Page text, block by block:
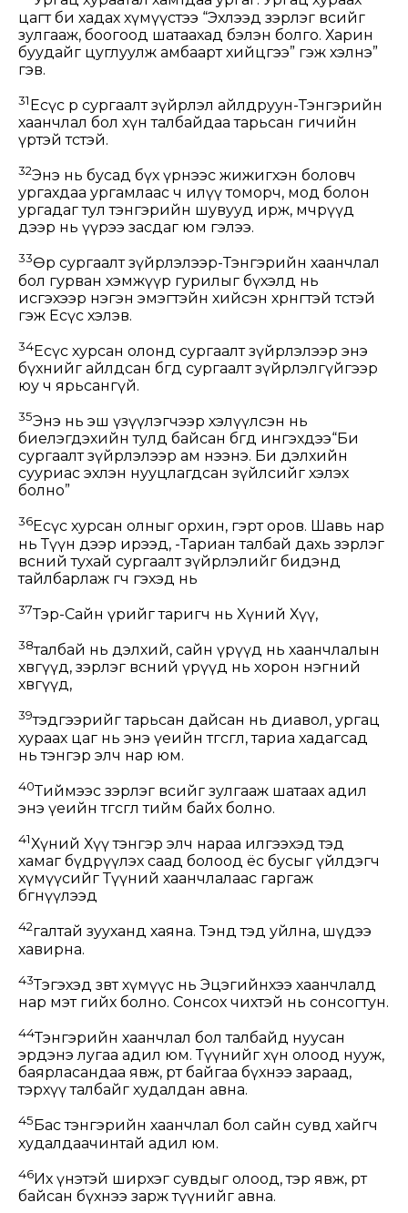
цагт би хадах хүмүүстээ “Эхлээд зэрлэг өвсийг
зулгааж, боогоод шатаахад бэлэн болго. Харин
буудайг цуглуулж амбаарт хийцгээ” гэж хэлнэ”
гэв.
31Есүс өөр сургаалт зүйрлэл айлдруун-Тэнгэрийн
хаанчлал бол хүн талбайдаа тарьсан гичийн
үртэй төстэй.
32Энэ нь бусад бүх үрнээс жижигхэн боловч
ургахдаа ургамлаас ч илүү томорч, мод болон
ургадаг тул тэнгэрийн шувууд ирж, мөчрүүд
дээр нь үүрээ засдаг юм гэлээ.
33Өөр сургаалт зүйрлэлээр-Тэнгэрийн хаанчлал
бол гурван хэмжүүр гурилыг бүхэлд нь
исгэхээр нэгэн эмэгтэйн хийсэн хөрөнгөтэй төстэй
гэж Есүс хэлэв.
34Есүс хурсан олонд сургаалт зүйрлэлээр энэ
бүхнийг айлдсан бөгөөд сургаалт зүйрлэлгүйгээр
юу ч ярьсангүй.
35Энэ нь эш үзүүлэгчээр хэлүүлсэн нь
биелэгдэхийн тулд байсан бөгөөд ингэхдээ“Би
сургаалт зүйрлэлээр ам нээнэ. Би дэлхийн
сууриас эхлэн нууцлагдсан зүйлсийг хэлэх
болно”
36Есүс хурсан олныг орхин, гэрт оров. Шавь нар
нь Түүн дээр ирээд, -Тариан талбай дахь зэрлэг
өвсний тухай сургаалт зүйрлэлийг бидэнд
тайлбарлаж өгөөч гэхэд нь
37Тэр-Сайн үрийг таригч нь Хүний Хүү,
38талбай нь дэлхий, сайн үрүүд нь хаанчлалын
хөвгүүд, зэрлэг өвсний үрүүд нь хорон нэгний
хөвгүүд,
39тэдгээрийг тарьсан дайсан нь диавол, ургац
хураах цаг нь энэ үеийн төгсгөл, тариа хадагсад
нь тэнгэр элч нар юм.
40Тиймээс зэрлэг өвсийг зулгааж шатаах адил
энэ үеийн төгсгөл тийм байх болно.
41Хүний Хүү тэнгэр элч нараа илгээхэд тэд
хамаг бүдрүүлэх саад болоод ёс бусыг үйлдэгч
хүмүүсийг Түүний хаанчлалаас гаргаж
бөөгнүүлээд
42галтай зууханд хаяна. Тэнд тэд уйлна, шүдээ
хавирна.
43Тэгэхэд зөвт хүмүүс нь Эцэгийнхээ хаанчлалд
нар мэт гийх болно. Сонсох чихтэй нь сонсогтун.
44Тэнгэрийн хаанчлал бол талбайд нуусан
эрдэнэ лугаа адил юм. Түүнийг хүн олоод нууж,
баярласандаа явж, өөрт байгаа бүхнээ зараад,
тэрхүү талбайг худалдан авна.
45 Бас тэнгэрийн хаанчлал бол сайн сувд хайгч
худалдаачинтай адил юм.
46Их үнэтэй ширхэг сувдыг олоод, тэр явж, өөрт
байсан бүхнээ зарж түүнийг авна.